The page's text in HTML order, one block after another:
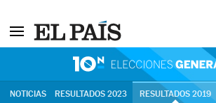
NOTICIAS RESULTADOS 2023 RESULTADOS 2019